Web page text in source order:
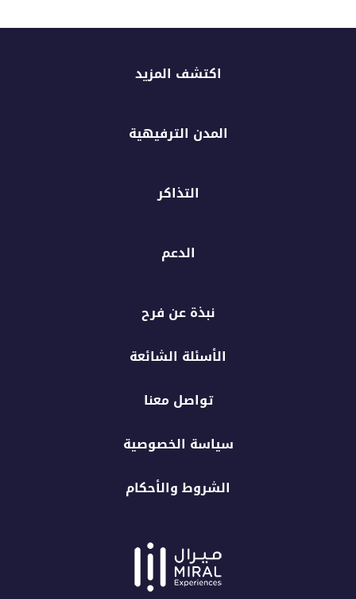
اكتشف المزيد
المدن الترفيهية
التذاكر
الدعم
نبذة عن فرح
الأسئلة الشائعة
تواصل معنا
سياسة الخصوصية
الشروط والأحكام